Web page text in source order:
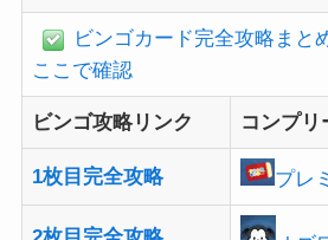
ビンゴカード完全攻略まと
ここで確認
ビンゴ攻略リンク コンプリ
1枚目完全攻略 プレ